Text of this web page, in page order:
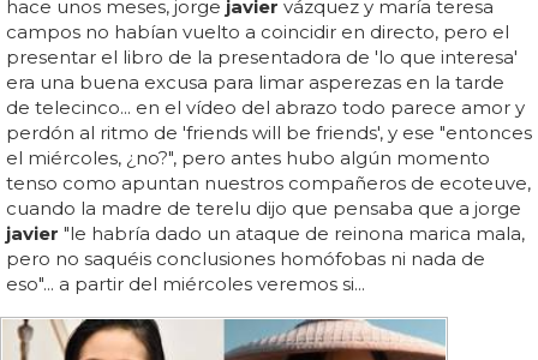
hace unos meses, jorge javier vázquez y maría teresa
campos no habían vuelto a coincidir en directo, pero el
presentar el libro de la presentadora de 'lo que interesa'
era una buena excusa para limar asperezas en la tarde
de telecinco... en el vídeo del abrazo todo parece amor y
perdón al ritmo de 'friends will be friends', y ese "entonces
el miércoles, ¿no?", pero antes hubo algún momento
tenso como apuntan nuestros compañeros de ecoteuve,
cuando la madre de terelu dijo que pensaba que a jorge
javier "le habría dado un ataque de reinona marica mala,
pero no saquéis conclusiones homófobas ni nada de
eso"... a partir del miércoles veremos si...